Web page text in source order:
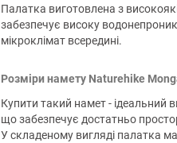
Палатка виготовлена з
забезпечує високу
мікроклімат всередині.
Розміри намету Naturehike
Купити такий намет - ідеальний
що забезпечує достатньо
У складеному вигляді палатка